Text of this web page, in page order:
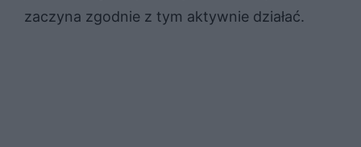
zaczyna zgodnie z tym aktywnie działać.